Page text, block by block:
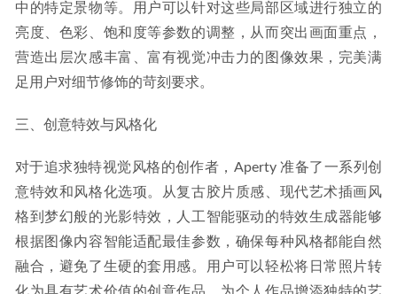
中的特定景物等。用户可以针对这些局部区域进行独立的
亮度、色彩、饱和度等参数的调整，从而突出画面重点，
营造出层次感丰富、富有视觉冲击力的图像效果，完美满
足用户对细节修饰的苛刻要求。
三、创意特效与风格化
对于追求独特视觉风格的创作者，Aperty 准备了一系列创
意特效和风格化选项。从复古胶片质感、现代艺术插画风
格到梦幻般的光影特效，人工智能驱动的特效生成器能够
根据图像内容智能适配最佳参数，确保每种风格都能自然
融合，避免了生硬的套用感。用户可以轻松将日常照片转